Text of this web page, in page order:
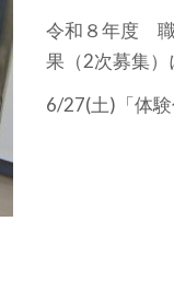
令和８年度
果（2次募集）
6/27(土)「体